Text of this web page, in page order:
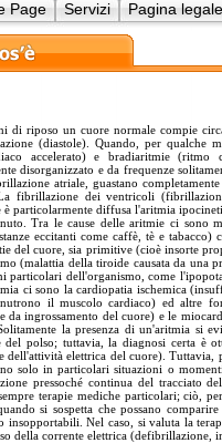
Page Servizi Pagina legale
di riposo un cuore normale compie
(diastole). Quando, per qualche
accelerato) e bradiaritmie (ritmo
disorganizzato e da frequenze
atriale, guastano
fibrillazione dei ventricoli
è particolarmente diffusa l'aritmia
Tra le cause delle aritmie ci sono
eccitanti come caffè, tè e
del cuore, sia primitive (cioè insorte
(malattia della tiroide causata da una
particolari dell'organismo, come
ci sono la cardiopatia ischemica
il muscolo cardiaco) ed altre
da ingrossamento del cuore) e le
la presenza di un'aritmia si
del polso; tuttavia, la diagnosi certa è
dell'attività elettrica del cuore).
solo in particolari situazioni o
pressoché continua del tracciato
terapie mediche particolari; ciò,
si sospetta che possano
insopportabili. Nel caso, si valuta la
della corrente elettrica (defibrillazione,